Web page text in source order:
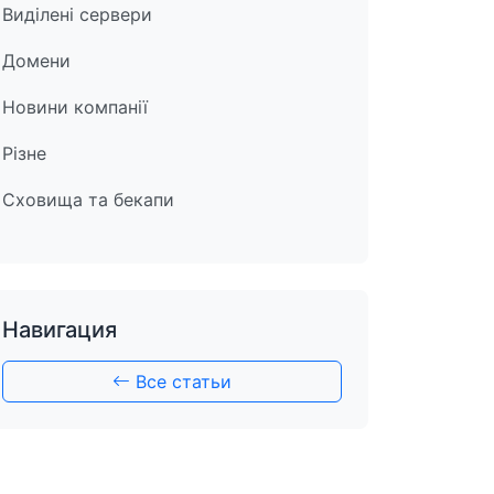
Виділені сервери
Домени
Новини компанії
Різне
Сховища та бекапи
Навигация
Все статьи